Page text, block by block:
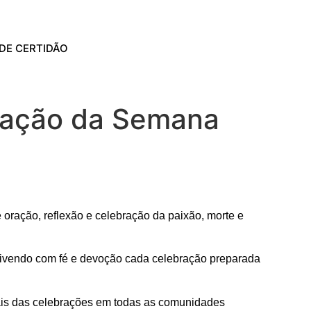
CERTIDÃO
da Semana
reflexão e celebração da paixão, morte e
com fé e devoção cada celebração preparada
das celebrações em todas as comunidades